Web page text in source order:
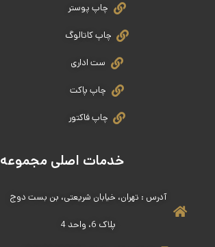
چاپ پوستر
چاپ کاتالوگ
ست اداری
چاپ پاکت
چاپ فاکتور
خدمات اصلی مجموعه
آدرس : تهران، خیابان شریعتی، بن بست دوج
پلاک 6، واحد 4